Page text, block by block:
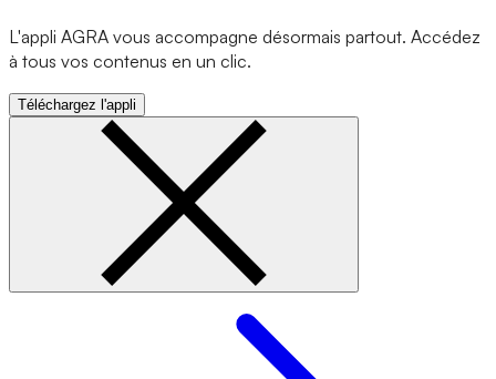
L'appli AGRA vous accompagne désormais partout. Accédez
à tous vos contenus en un clic.
Téléchargez l'appli